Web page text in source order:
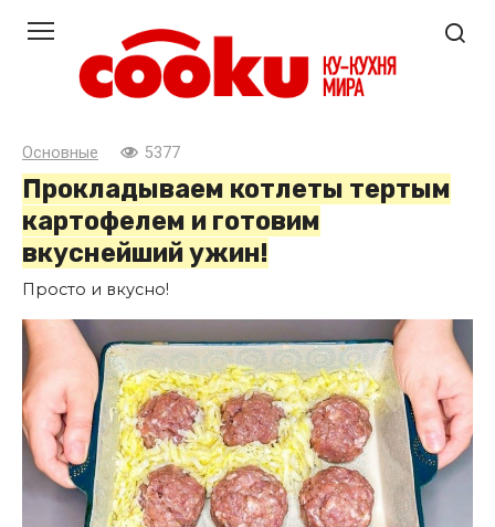
контенту
Основные 5377
Прокладываем котлеты тертым
картофелем и готовим
вкуснейший ужин!
Просто и вкусно!